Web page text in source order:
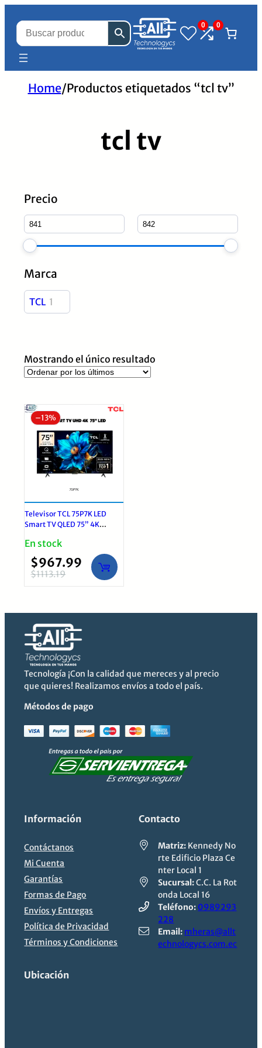
0 0
Home/Productos etiquetados “tcl tv”
tcl tv
Precio
Marca
TCL 1
Mostrando el único resultado
–13%
Televisor TCL 75P7K LED
Smart TV QLED 75” 4K
En stock
$1113.19
original
era:
$1113.19.
$967.99
actual
es:
$967.99.
Tecnología ¡Con la calidad que mereces y al precio
que quieres! Realizamos envíos a todo el país.
Métodos de pago
Información
Contáctanos
Mi Cuenta
Garantías
Formas de Pago
Envíos y Entregas
Política de Privacidad
Términos y Condiciones
Contacto
Matriz: Kennedy No
rte Edificio Plaza Ce
nter Local 1
Sucursal:C.C. La Rot
onda Local 16
Teléfono: 0989293
228
Email: mheras@allt
echnologycs.com.ec
Ubicación